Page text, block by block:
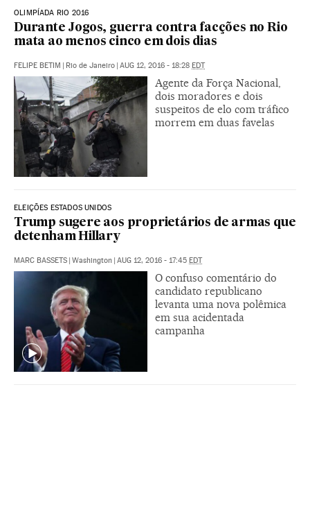
OLIMPÍADA RIO 2016
Durante Jogos, guerra contra facções no Rio
mata ao menos cinco em dois dias
FELIPE BETIM | Rio de Janeiro | AUG 12, 2016 - 18:28 EDT
Agente da Força Nacional,
dois moradores e dois
suspeitos de elo com tráfico
morrem em duas favelas
ELEIÇÕES ESTADOS UNIDOS
Trump sugere aos proprietários de armas que
detenham Hillary
MARC BASSETS | Washington | AUG 12, 2016 - 17:45 EDT
O confuso comentário do
candidato republicano
levanta uma nova polêmica
em sua acidentada
campanha